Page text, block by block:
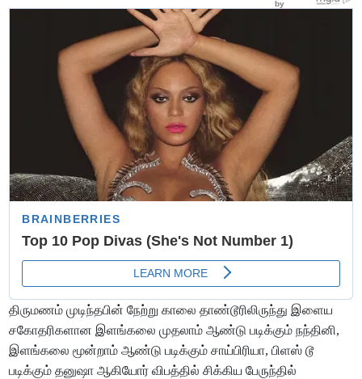
திருமணம் முடிந்தபின் நேற்று காலை தாண்டூரிலிருந்து இளைய
சகோதரிகளான இளங்கலை முதலாம் ஆண்டு படிக்கும் நந்தினி,
இளங்கலை மூன்றாம் ஆண்டு படிக்கும் சாய்பிரியா, பிளஸ் டூ
படிக்கும் தனுஷா ஆகியோர் விபத்தில் சிக்கிய பேருந்தில்